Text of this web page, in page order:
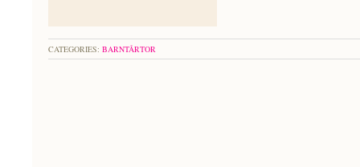
CATEGORIES: BARNTÅRTOR